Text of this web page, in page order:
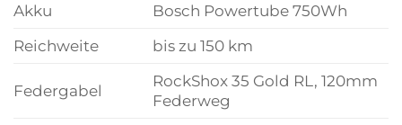
Akku
Bosch Powertube 750Wh
Reichweite
bis zu 150 km
Federgabel
RockShox 35 Gold RL, 120mm
Federweg